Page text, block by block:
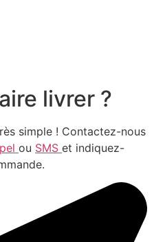
livrer ?
simple ! Contactez-nous
ou SMS et indiquez-